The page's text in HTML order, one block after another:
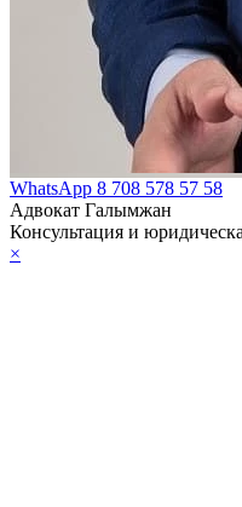
WhatsApp 8 708 578 57 58
Адвокат Галымжан
Консультация и
×